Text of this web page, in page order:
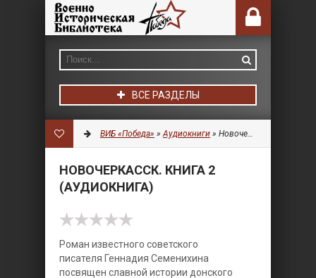
ВСЕ РАЗДЕЛЫ
ВИБ «Победа» »Аудиокниги » Новочеркасск. Книга 2 (Аудиокнига)
НОВОЧЕРКАССК. КНИГА 2
(АУДИОКНИГА)
Роман известного советского
писателя Геннадия Семенихина
посвящен славной истории донского